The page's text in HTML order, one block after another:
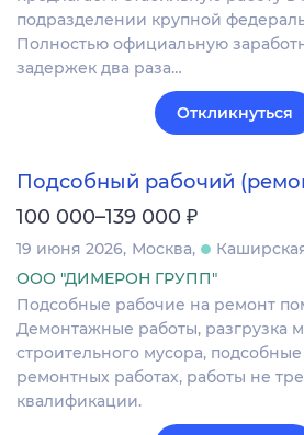
подразделении крупной
Полностью официальную
задержек два раза…
Откликнуться
Подсобный рабочий
100 000–139 000 ₽
19 июня 2026 Москва
ООО "ДИМЕРОН ГРУПП"
Подсобные рабочие на ремонт
Демонтажные работы, разгрузка
строительного мусора,
ремонтных работах, работы не
квалификации.